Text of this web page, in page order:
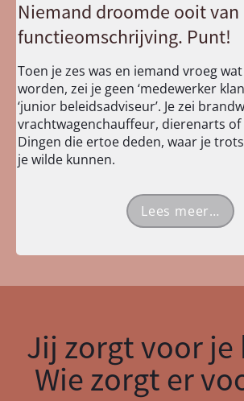
Niemand droomde ooit van
functieomschrijving. Punt!
Toen je zes was en iemand vroeg
worden, zei je geen ‘medewerker
‘junior beleidsadviseur’. Je zei
vrachtwagenchauffeur, dierenarts
Dingen die ertoe deden, waar je
je wilde kunnen.
Lees meer…
Jij zorgt voor je
Wie zorgt er